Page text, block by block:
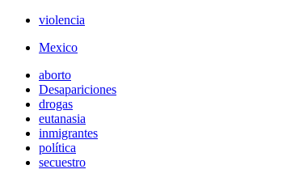
violencia
Mexico
aborto
Desapariciones
drogas
eutanasia
inmigrantes
política
secuestro